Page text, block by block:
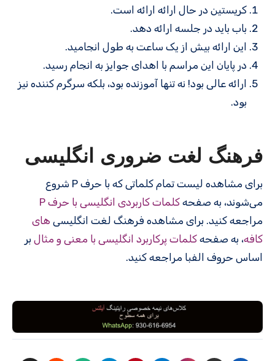
کریستین در حال ارائه ارائه است.
باب باید در جلسه ارائه دهد.
این ارائه بیش از یک ساعت به طول انجامید.
در پایان این مراسم با اهدای جوایز به انجام رسید.
ارائه عالی بود! نه تنها آموزنده بود، بلکه سرگرم کننده نیز
بود.
فرهنگ لغت ضروری انگلیسی
برای مشاهده لیست تمام کلماتی که با حرف P شروع
می‌شوند، به صفحه کلمات کاربردی انگلیسی با حرف P
مراجعه کنید. برای مشاهده فرهنگ لغت انگلیسی های
کافه، به صفحه کلمات پرکاربرد انگلیسی با معنی و مثال بر
اساس حروف الفبا مراجعه کنید.